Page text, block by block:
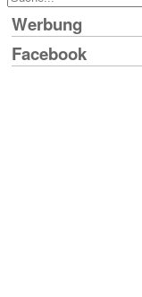
Werbung
Facebook